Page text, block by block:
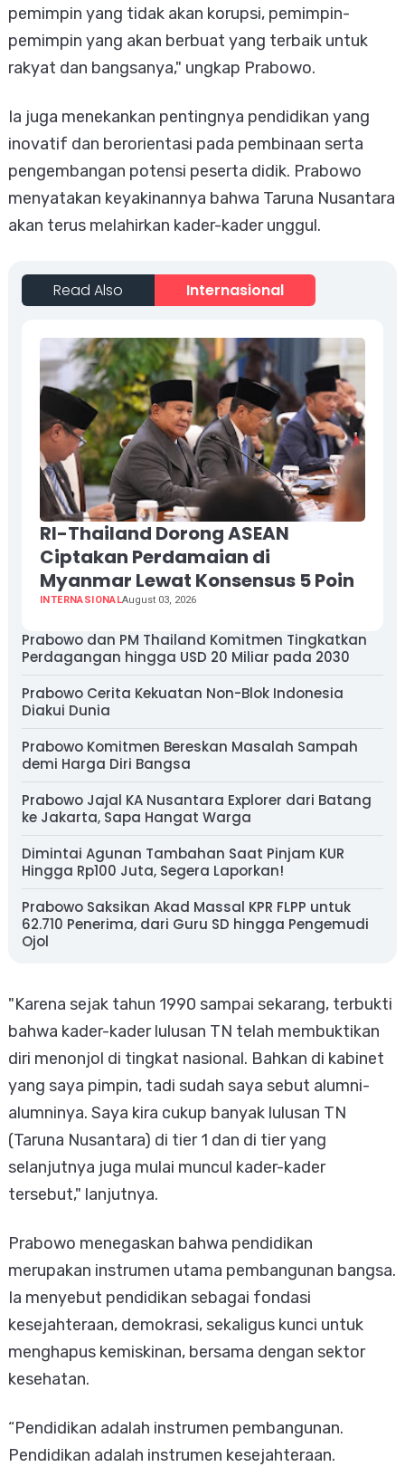
pemimpin yang tidak akan korupsi, pemimpin-
pemimpin yang akan berbuat yang terbaik untuk
rakyat dan bangsanya," ungkap Prabowo.
Ia juga menekankan pentingnya pendidikan yang
inovatif dan berorientasi pada pembinaan serta
pengembangan potensi peserta didik. Prabowo
menyatakan keyakinannya bahwa Taruna Nusantara
akan terus melahirkan kader-kader unggul.
Read Also Internasional
RI-Thailand Dorong ASEAN
Ciptakan Perdamaian di
Myanmar Lewat Konsensus 5 Poin
INTERNASIONALAugust 03, 2026
Prabowo dan PM Thailand Komitmen Tingkatkan
Perdagangan hingga USD 20 Miliar pada 2030
Prabowo Cerita Kekuatan Non-Blok Indonesia
Diakui Dunia
Prabowo Komitmen Bereskan Masalah Sampah
demi Harga Diri Bangsa
Prabowo Jajal KA Nusantara Explorer dari Batang
ke Jakarta, Sapa Hangat Warga
Dimintai Agunan Tambahan Saat Pinjam KUR
Hingga Rp100 Juta, Segera Laporkan!
Prabowo Saksikan Akad Massal KPR FLPP untuk
62.710 Penerima, dari Guru SD hingga Pengemudi
Ojol
"Karena sejak tahun 1990 sampai sekarang, terbukti
bahwa kader-kader lulusan TN telah membuktikan
diri menonjol di tingkat nasional. Bahkan di kabinet
yang saya pimpin, tadi sudah saya sebut alumni-
alumninya. Saya kira cukup banyak lulusan TN
(Taruna Nusantara) di tier 1 dan di tier yang
selanjutnya juga mulai muncul kader-kader
tersebut," lanjutnya.
Prabowo menegaskan bahwa pendidikan
merupakan instrumen utama pembangunan bangsa.
Ia menyebut pendidikan sebagai fondasi
kesejahteraan, demokrasi, sekaligus kunci untuk
menghapus kemiskinan, bersama dengan sektor
kesehatan.
“Pendidikan adalah instrumen pembangunan.
Pendidikan adalah instrumen kesejahteraan.